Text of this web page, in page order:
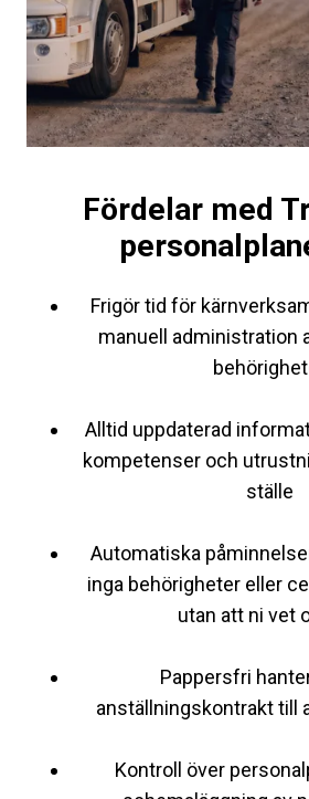
Fördelar med
Frigör tid för
manuell administration
Alltid uppdaterad
kompetenser och
ställe
Automatiska
inga behörigheter eller
utan att ni vet
Pappersfri
anställningskontrakt till
Kontroll över